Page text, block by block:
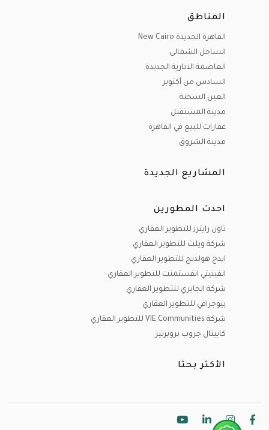
المناطق
القاهرة الجديدة New Cairo
الساحل الشمالى
العاصمة الادارية الجديدة
السادس من أكتوبر
العين السخنة
مدينة المستقبل
عقارات للبيع في القاهرة
مدينة الشروق
المشاريع الجديدة
احدث المطورين
تاون رايترز للتطوير العقاري
شركة ويلث للتطوير العقاري
ايدج هولدنج للتطوير العقاري
انفينيتي انفستمنت للتطوير العقاري
شركة الجابري للتطوير العقاري
بيوجرافي للتطوير العقاري
شركة VIE Communities للتطوير العقاري
كابيتال جروب بروبرتيز
الأكثر بحثا